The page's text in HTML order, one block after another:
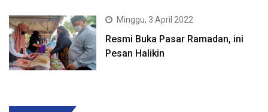
Minggu, 3 April 2022
Resmi Buka Pasar Ramadan, ini
Pesan Halikin